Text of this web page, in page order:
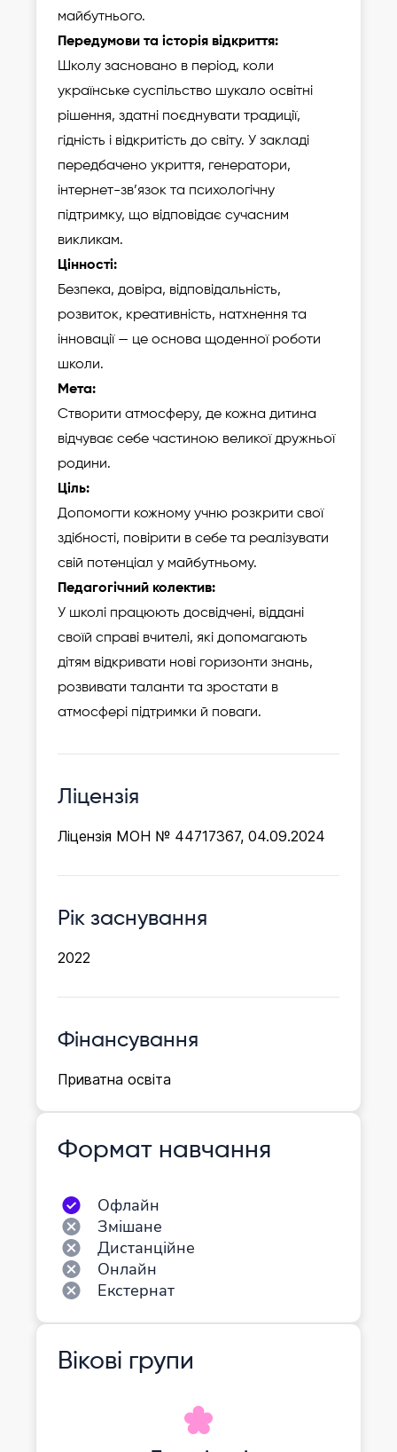
майбутнього.
Передумови та історія відкриття:
Школу засновано в період, коли
українське суспільство шукало освітні
рішення, здатні поєднувати традиції,
гідність і відкритість до світу. У закладі
передбачено укриття, генератори,
інтернет-зв’язок та психологічну
підтримку, що відповідає сучасним
викликам.
Цінності:
Безпека, довіра, відповідальність,
розвиток, креативність, натхнення та
інновації — це основа щоденної роботи
школи.
Мета:
Створити атмосферу, де кожна дитина
відчуває себе частиною великої дружньої
родини.
Ціль:
Допомогти кожному учню розкрити свої
здібності, повірити в себе та реалізувати
свій потенціал у майбутньому.
Педагогічний колектив:
У школі працюють досвідчені, віддані
своїй справі вчителі, які допомагають
дітям відкривати нові горизонти знань,
розвивати таланти та зростати в
атмосфері підтримки й поваги.
Ліцензія
Ліцензія МОН № 44717367, 04.09.2024
Рік заснування
2022
Фінансування
Приватна освіта
Формат навчання
Офлайн
Змішане
Дистанційне
Онлайн
Екстернат
Вікові групи